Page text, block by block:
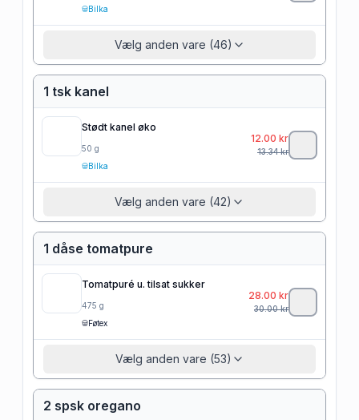
Bilka
Vælg anden vare (46)
1 tsk kanel
Stødt kanel øko
50 g
Bilka
12.00 kr
13.34kr
Vælg anden vare (42)
1 dåse tomatpure
Tomatpuré u. tilsat sukker
475 g
Føtex
28.00 kr
30.00kr
Vælg anden vare (53)
2 spsk oregano